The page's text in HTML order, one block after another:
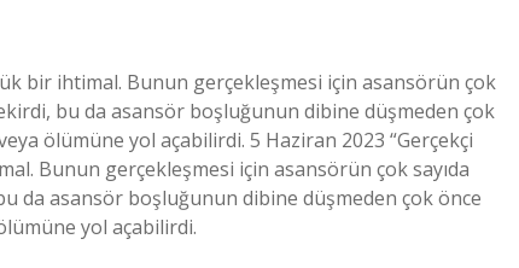
bir ihtimal. Bunun gerçekleşmesi için asansörün çok
bu da asansör boşluğunun dibine düşmeden çok
ölümüne yol açabilirdi. 5 Haziran 2023 “Gerçekçi
Bunun gerçekleşmesi için asansörün çok sayıda
da asansör boşluğunun dibine düşmeden çok önce
yol açabilirdi.